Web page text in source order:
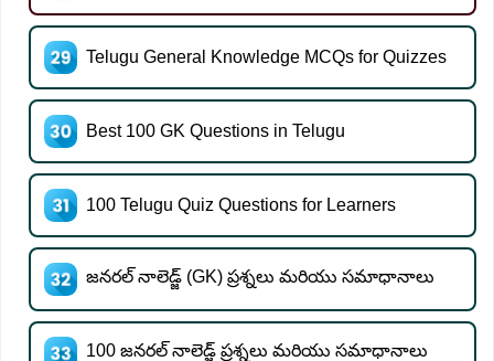
Telugu General Knowledge MCQs for Quizzes
Best 100 GK Questions in Telugu
100 Telugu Quiz Questions for Learners
జనరల్ నాలెడ్జ్ (GK) ప్రశ్నలు మరియు సమాధానాలు
100 జనరల్ నాలెడ్జ్ ప్రశ్నలు మరియు సమాధానాలు